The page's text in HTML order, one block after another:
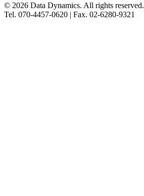
© 2026 Data Dynamics. All rights reserved.
Tel. 070-4457-0620 | Fax. 02-6280-9321